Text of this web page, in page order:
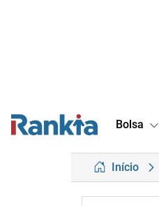
Bolsa
Início